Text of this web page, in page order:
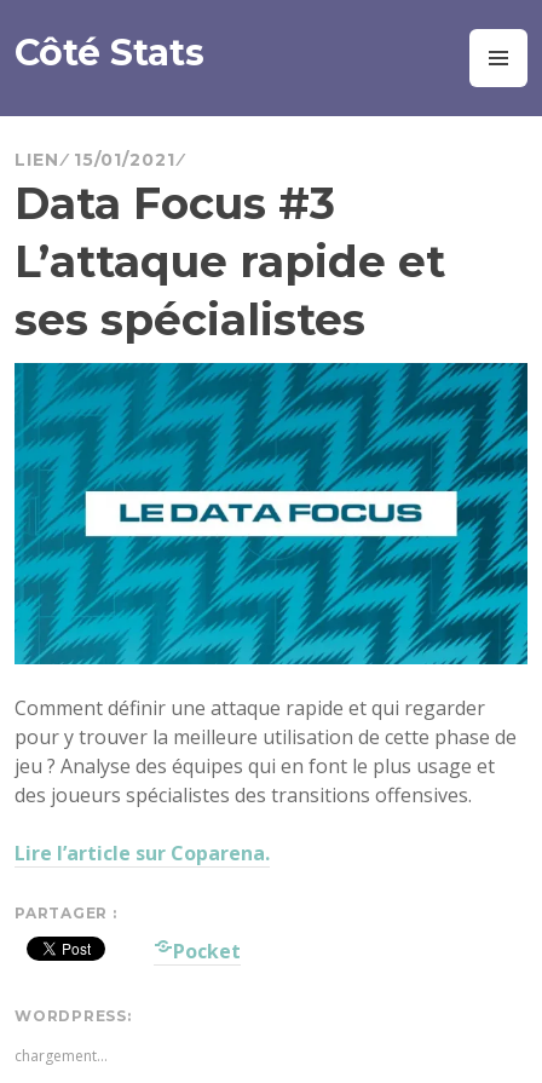
au
contenu
Côté Stats
LIEN 15/01/2021
Data Focus #3
L’attaque rapide et
ses spécialistes
Comment définir une attaque rapide et qui regarder
pour y trouver la meilleure utilisation de cette phase de
jeu ? Analyse des équipes qui en font le plus usage et
des joueurs spécialistes des transitions offensives.
Lire l’article sur Coparena.
PARTAGER :
Pocket
WORDPRESS:
chargement…